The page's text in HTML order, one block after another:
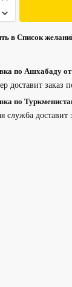
в Список
по Ашхабаду
доставит заказ
по
служба